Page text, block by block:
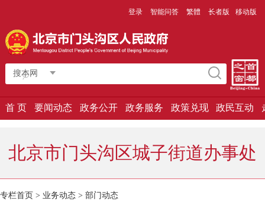
登录 智能问答 繁體 长者版 移动版
搜本网
首 页 要闻动态 政务公开 政务服务 政策兑现 政民互动
北京市门头沟区城子街道办事处
专栏首页 > 业务动态 > 部门动态